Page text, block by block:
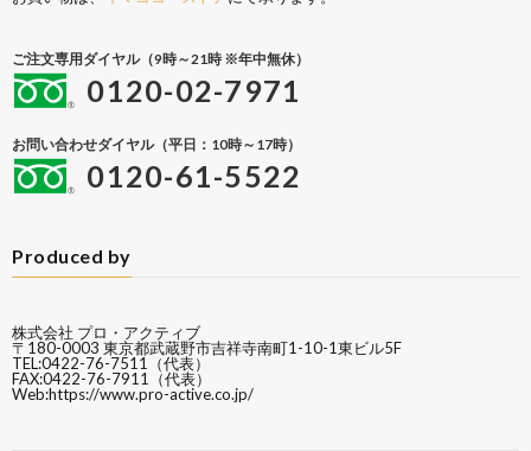
ご注文専用ダイヤル（9時～21時 ※年中無休）
0120-02-7971
お問い合わせダイヤル（平日：10時～17時）
0120-61-5522
Produced by
株式会社 プロ・アクティブ
〒180-0003 東京都武蔵野市吉祥寺南町1-10-1東ビル5F
TEL:0422-76-7511（代表）
FAX:0422-76-7911（代表）
Web:https://www.pro-active.co.jp/